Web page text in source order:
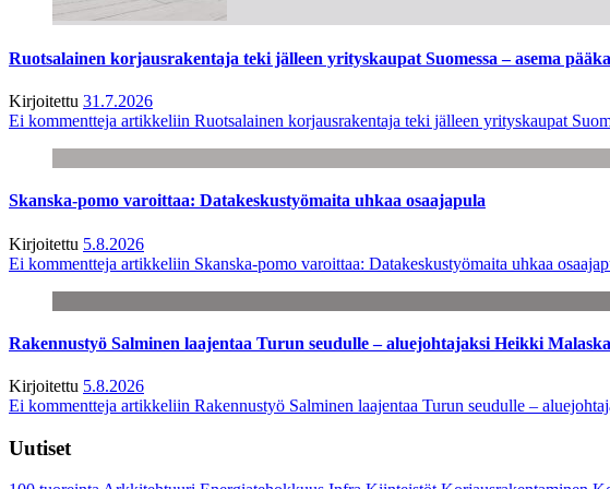
Ruotsalainen korjausrakentaja teki jälleen yrityskaupat Suomessa – asema
Kirjoitettu 31.7.2026
Ei kommentteja artikkeliin Ruotsalainen korjausrakentaja teki jälleen yrityskaupat
Skanska-pomo varoittaa: Datakeskustyömaita uhkaa osaajapula
Kirjoitettu 5.8.2026
Ei kommentteja artikkeliin Skanska-pomo varoittaa: Datakeskustyömaita uhkaa
Rakennustyö Salminen laajentaa Turun seudulle – aluejohtajaksi Heikki Malaska
Kirjoitettu 5.8.2026
Ei kommentteja artikkeliin Rakennustyö Salminen laajentaa Turun seudulle –
Uutiset